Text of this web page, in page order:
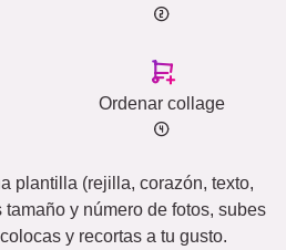
Ordenar collage
plantilla (rejilla, corazón, texto,
y número de fotos, subes
y recortas a tu gusto.